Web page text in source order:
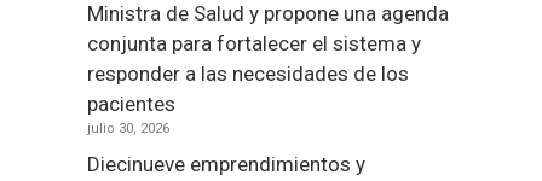
Ministra de Salud y propone una agenda
conjunta para fortalecer el sistema y
responder a las necesidades de los
pacientes
julio 30, 2026
Diecinueve emprendimientos y